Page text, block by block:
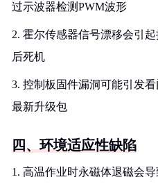
过示波器检测PWM波形
2. 霍尔传感器信号漂移会引
后死机
3. 控制板固件漏洞可能引发
最新升级包
四、环境适应性缺陷
1. 高温作业时永磁体退磁会